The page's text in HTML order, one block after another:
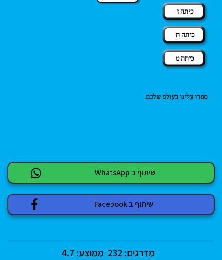
כיתה ז
כיתה ח
כיתה ט
ספרו עלינו בעולם שלכם.
שיתוף ב WhatsApp
שיתוף ב Facebook
מדרגים: 232 ממוצע: 4.7